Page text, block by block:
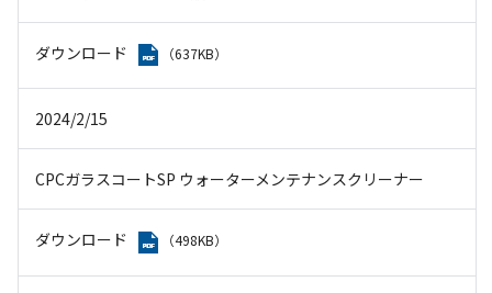
ダウンロード （637KB）
2024/2/15
CPCガラスコートSP ウォーターメンテナンスクリーナー
ダウンロード （498KB）